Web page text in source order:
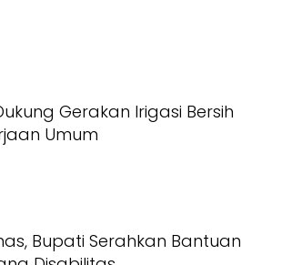
Gerakan Irigasi Bersih
Umum
Bupati Serahkan Bantuan